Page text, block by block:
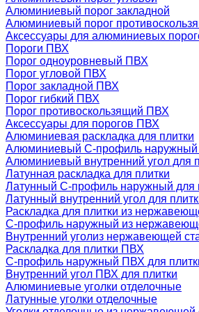
Алюминиевый порог закладной
Алюминиевый порог
Аксессуары для алюминиевых
Пороги ПВХ
Порог одноуровневый ПВХ
Порог угловой ПВХ
Порог закладной ПВХ
Порог гибкий ПВХ
Порог противоскользящий ПВХ
Аксессуары для порогов ПВХ
Алюминиевая раскладка для плитки
Алюминиевый С-профиль наружный
Алюминиевый внутренний угол для
Латунная раскладка для плитки
Латунный С-профиль наружный для
Латунный внутренний угол для
Раскладка для плитки из
С-профиль наружный из
Внутренний уголиз нержавеющей
Раскладка для плитки ПВХ
С-профиль наружный ПВХ для
Внутренний угол ПВХ для плитки
Алюминиевые уголки отделочные
Латунные уголки отделочные